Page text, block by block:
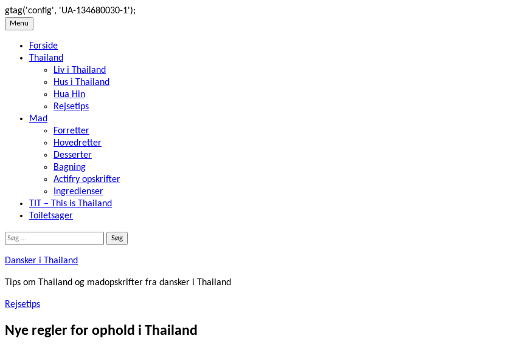
gtag('config', 'UA-134680030-1');
Skip
content
Menu
Forside
Thailand
Liv i Thailand
Hus i Thailand
Hua Hin
Rejsetips
Mad
Forretter
Hovedretter
Desserter
Bagning
Actifry opskrifter
Ingredienser
TIT – This is Thailand
Toiletsager
Søg
Dansker i Thailand
Tips om Thailand og madopskrifter fra dansker i Thailand
Rejsetips
Nye regler for ophold i Thailand